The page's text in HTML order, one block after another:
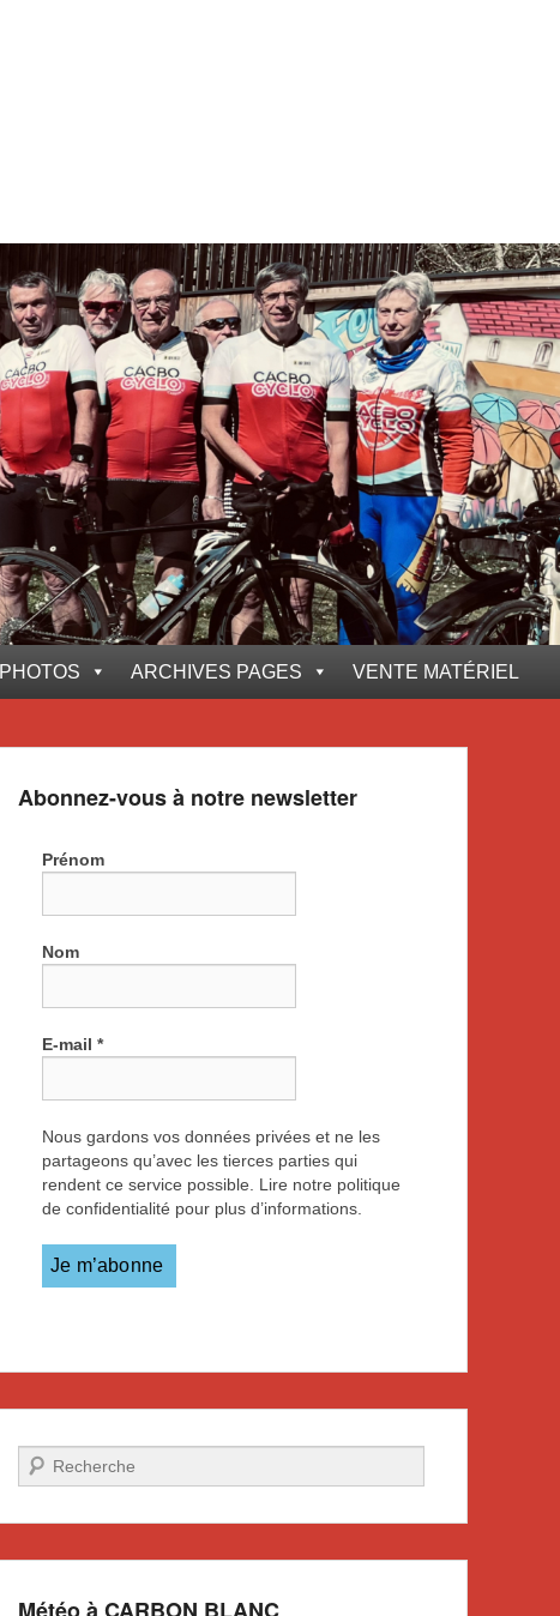
PHOTOS ARCHIVES PAGES VENTE MATÉRIEL
Abonnez-vous à notre newsletter
Prénom
Nom
E-mail *
Nous gardons vos données privées et ne les
partageons qu’avec les tierces parties qui
rendent ce service possible. Lire notre politique
de confidentialité pour plus d’informations.
Recherche
Météo à CARBON BLANC